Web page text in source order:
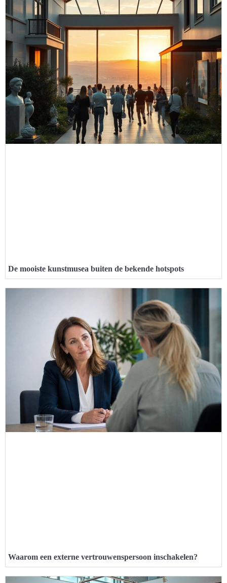
De mooiste kunstmusea buiten de bekende hotspots
Waarom een externe vertrouwenspersoon inschakelen?